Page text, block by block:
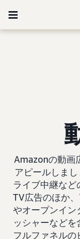
Amazonの動画
アピールしま
ライブ中継な
TV広告のほか
やオープンイン
ッシャーなどを
フルファネルの